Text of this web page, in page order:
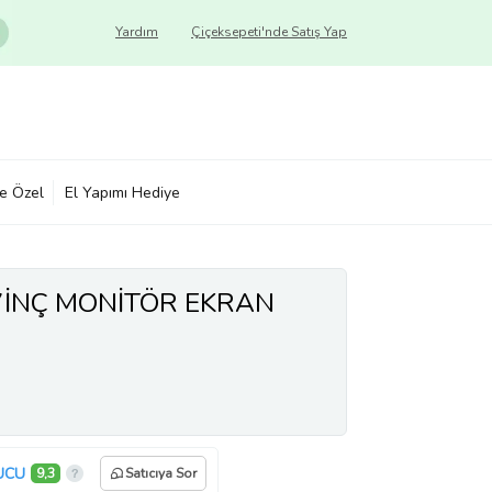
Çiçeksepeti'nde Satış Yap
Yardım
Özel El Yapımı Hediye
MONİTÖR EKRAN
9,3 Satıcıya Sor